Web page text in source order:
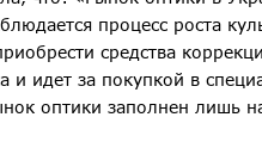
процесс роста
средства
и идет за покупкой в
оптики заполнен лишь